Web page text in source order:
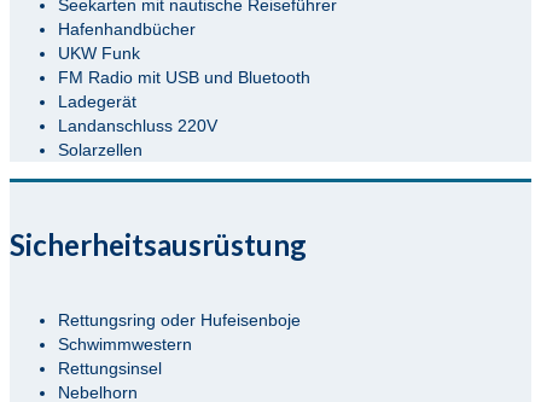
Seekarten mit nautische Reiseführer
Hafenhandbücher
UKW Funk
FM Radio mit USB und Bluetooth
Ladegerät
Landanschluss 220V
Solarzellen
Sicherheitsausrüstung
Rettungsring oder Hufeisenboje
Schwimmwestern
Rettungsinsel
Nebelhorn